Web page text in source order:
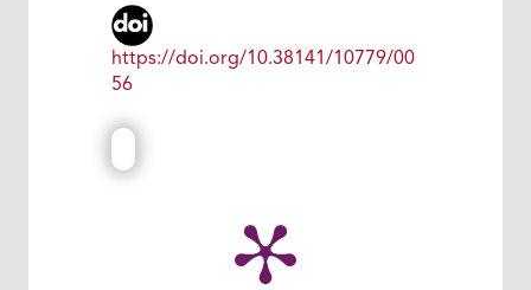
https://doi.org/10.38141/10779/00
56